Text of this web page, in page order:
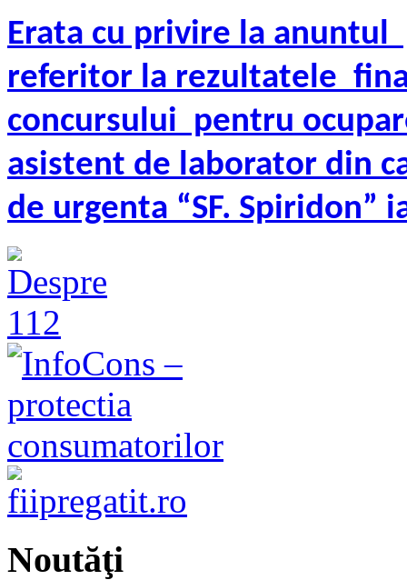
Erata cu privire la
referitor la rezultatele
concursului pentru
asistent de laborator din
de urgenta “SF. Spiridon”
Noutăţi